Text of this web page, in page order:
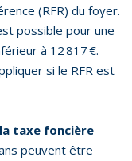
(RFR) du foyer.
possible pour une
à 12 817 €.
si le RFR est
taxe foncière
peuvent être